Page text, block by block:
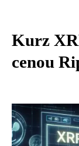
Kurz
cenou